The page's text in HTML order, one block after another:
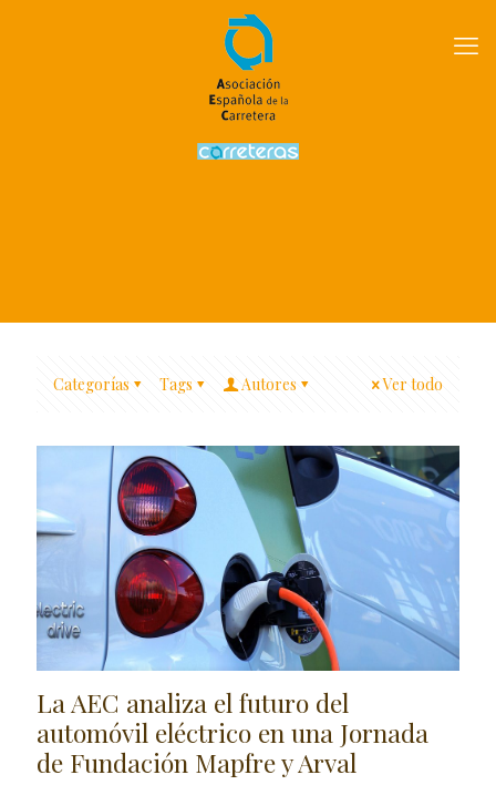
Categorías Tags Autores Ver todo
La AEC analiza el futuro del
automóvil eléctrico en una Jornada
de Fundación Mapfre y Arval